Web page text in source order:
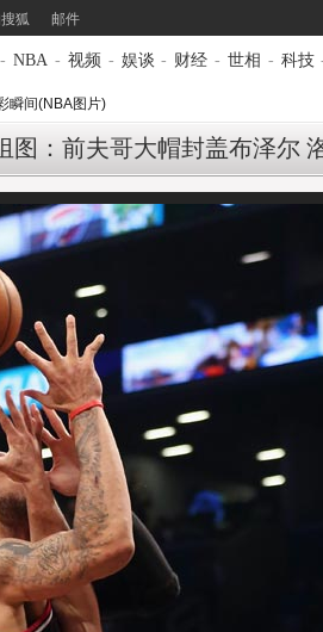
狐 邮件
- NBA - 视频 - 娱谈 - 财经 - 世相 - 科技
瞬间(NBA图片)
图：前夫哥大帽封盖布泽尔